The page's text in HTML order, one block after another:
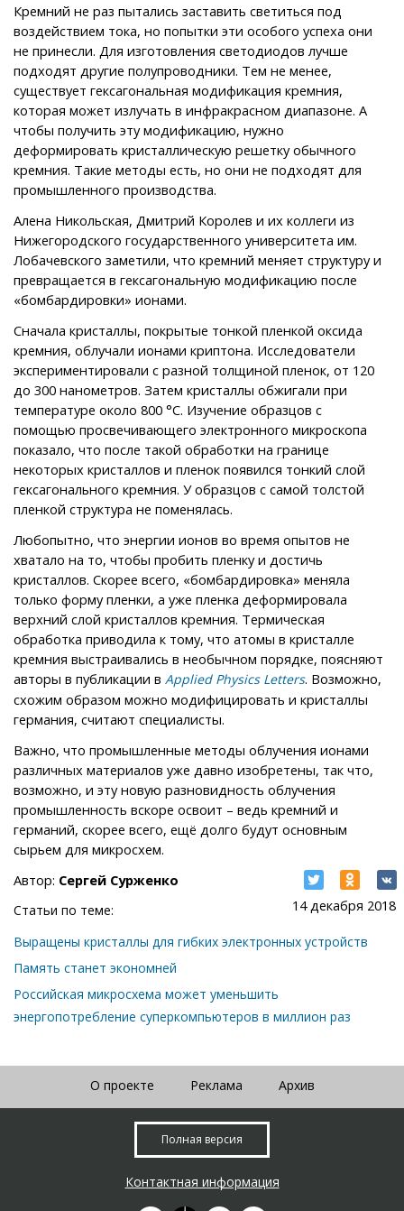
Кремний не раз пытались заставить светиться под
воздействием тока, но попытки эти особого успеха они
не принесли. Для изготовления светодиодов лучше
подходят другие полупроводники. Тем не менее,
существует гексагональная модификация кремния,
которая может излучать в инфракрасном диапазоне. А
чтобы получить эту модификацию, нужно
деформировать кристаллическую решетку обычного
кремния. Такие методы есть, но они не подходят для
промышленного производства.
Алена Никольская, Дмитрий Королев и их коллеги из
Нижегородского государственного университета им.
Лобачевского заметили, что кремний меняет структуру и
превращается в гексагональную модификацию после
«бомбардировки» ионами.
Сначала кристаллы, покрытые тонкой пленкой оксида
кремния, облучали ионами криптона. Исследователи
экспериментировали с разной толщиной пленок, от 120
до 300 нанометров. Затем кристаллы обжигали при
температуре около 800 °C. Изучение образцов с
помощью просвечивающего электронного микроскопа
показало, что после такой обработки на границе
некоторых кристаллов и пленок появился тонкий слой
гексагонального кремния. У образцов с самой толстой
пленкой структура не поменялась.
Любопытно, что энергии ионов во время опытов не
хватало на то, чтобы пробить пленку и достичь
кристаллов. Скорее всего, «бомбардировка» меняла
только форму пленки, а уже пленка деформировала
верхний слой кристаллов кремния. Термическая
обработка приводила к тому, что атомы в кристалле
кремния выстраивались в необычном порядке, поясняют
авторы в публикации в Applied Physics Letters. Возможно,
схожим образом можно модифицировать и кристаллы
германия, считают специалисты.
Важно, что промышленные методы облучения ионами
различных материалов уже давно изобретены, так что,
возможно, и эту новую разновидность облучения
промышленность вскоре освоит – ведь кремний и
германий, скорее всего, ещё долго будут основным
сырьем для микросхем.
14 декабря 2018
Автор: Сергей Сурженко
Статьи по теме:
Выращены кристаллы для гибких электронных устройств
Память станет экономней
Российская микросхема может уменьшить
энергопотребление суперкомпьютеров в миллион раз
О проекте Реклама Архив
Полная версия
Контактная информация